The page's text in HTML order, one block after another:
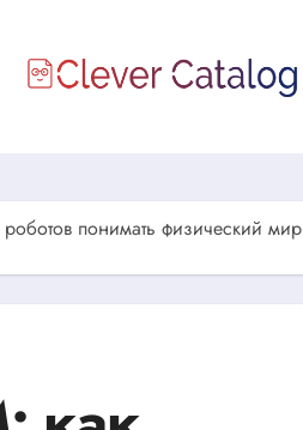
понимать физический мир